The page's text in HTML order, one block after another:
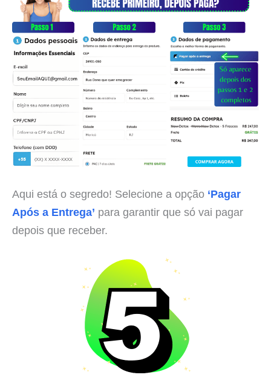
Aqui está o segredo! Selecione a opção ‘Pagar
Após a Entrega’ para garantir que só vai pagar
depois que receber.